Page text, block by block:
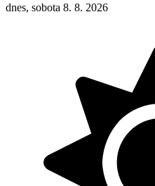
dnes, sobota 8. 8. 2026